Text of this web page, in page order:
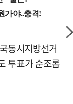
동시지방선거
투표가 순조롭